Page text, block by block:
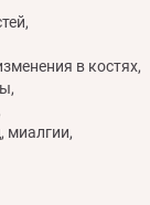
в костях,
миалгии,